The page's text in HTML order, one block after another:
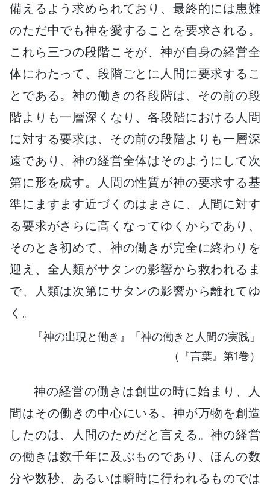
備えるよう求められており、最終的には患難
のただ中でも神を愛することを要求される。
これら三つの段階こそが、神が自身の経営全
体にわたって、段階ごとに人間に要求するこ
とである。神の働きの各段階は、その前の段
階よりも一層深くなり、各段階における人間
に対する要求は、その前の段階よりも一層深
遠であり、神の経営全体はそのようにして次
第に形を成す。人間の性質が神の要求する基
準にますます近づくのはまさに、人間に対す
る要求がさらに高くなってゆくからであり、
そのとき初めて、神の働きが完全に終わりを
迎え、全人類がサタンの影響から救われるま
で、人類は次第にサタンの影響から離れてゆ
く。
『神の出現と働き』「神の働きと人間の実践」
（『言葉』第1巻）
神の経営の働きは創世の時に始まり、人
間はその働きの中心にいる。神が万物を創造
したのは、人間のためだと言える。神の経営
の働きは数千年に及ぶものであり、ほんの数
分や数秒、あるいは瞬時に行われるものでは